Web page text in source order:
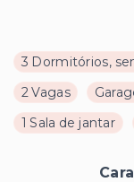
3 Dormitórios,
2 Vagas
1 Sala de jantar